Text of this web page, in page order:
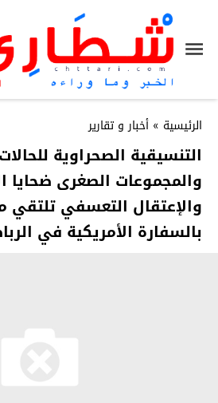
الرئيسية » أخبار و تقارير
التنسيقية الصحراوية
والمجموعات الصغرى ضحايا
والإعتقال التعسفي
بالسفارة الأمريكية في